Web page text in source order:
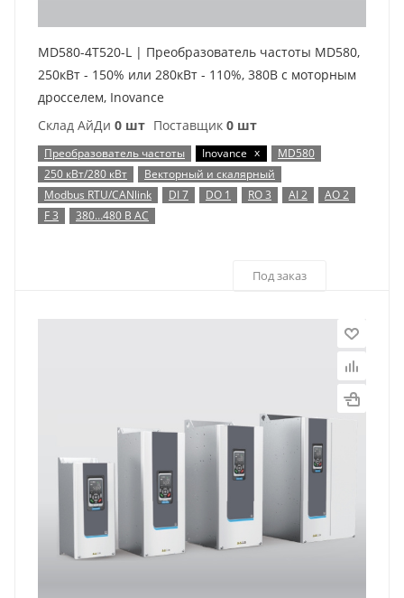
MD580-4T520-L | Преобразователь частоты MD580,
250кВт - 150% или 280кВт - 110%, 380В с моторным
дросселем, Inovance
Склад АйДи 0 шт Поставщик 0 шт
Преобразователь частоты Inovance x
MD580
250 кВт/280 кВт
Векторный и скалярный
Modbus RTU/CANlink
DI 7 DO 1 RO 3 AI 2
AO 2
F 3
380…480 В AC
Под заказ